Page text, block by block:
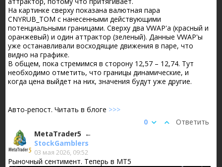
На картинке сверху показана валютная пара
CNYRUB_TOM с нанесенными действующими
потенциальными границами. Сверху два VWAP'а (красный и
оранжевый) и один аттрактор (зеленый). Данные VWAP'ы
уже останавливали восходящие движения в паре, что
видно на графике.
В общем, пока стремимся в сторону 12,57 – 12,74. Тут
необходимо отметить, что границы динамические, и
когда цена выйдет на них, значения будут уже другие.
Авто-репост. Читать в блоге >>>
Ответить
0
MetaTrader5
StockGamblers
03 мая 2026, 09:52
Рыночный сентимент. Теперь в МТ5